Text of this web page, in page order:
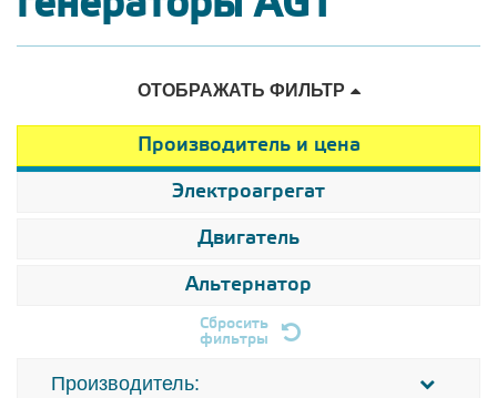
ОТОБРАЖАТЬ ФИЛЬТР
Производитель и цена
Электроагрегат
Двигатель
Альтернатор
Сбросить
фильтры
Производитель: